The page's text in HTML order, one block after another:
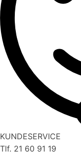
KUNDESERVICE
Tlf. 21 60 91 19